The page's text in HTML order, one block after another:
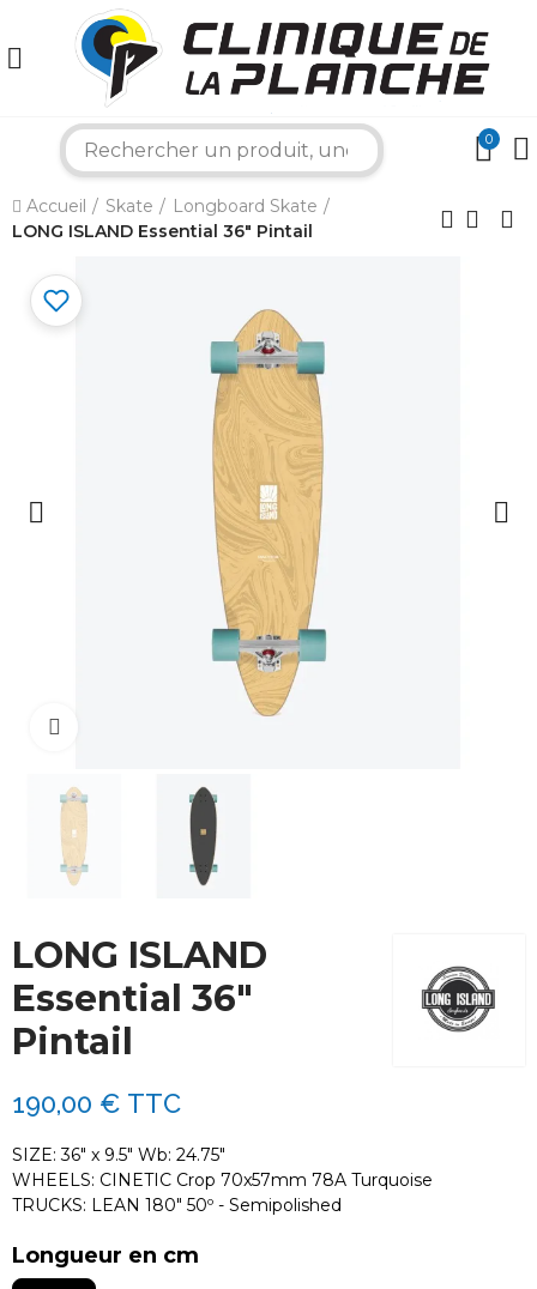
0
Accueil Skate
Longboard Skate
LONG ISLAND Essential 36" Pintail
LONG ISLAND
Essential 36"
Pintail
190,00 € TTC
SIZE: 36" x 9.5" Wb: 24.75"
WHEELS: CINETIC Crop 70x57mm 78A Turquoise
TRUCKS: LEAN 180" 50º - Semipolished
Longueur en cm
×
Bonjour ! Je suis votre expert nautique.